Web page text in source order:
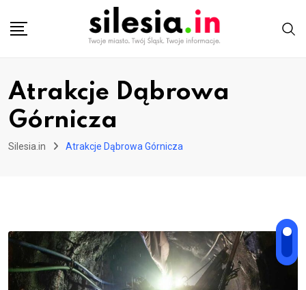
Atrakcje Dąbrowa
Górnicza
Silesia.in Atrakcje Dąbrowa Górnicza